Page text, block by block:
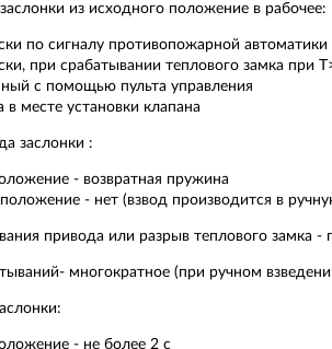
из исходного положение в рабочее:
по сигналу противопожарной автоматики
при срабатывании теплового замка при
с помощью пульта управления
в месте установки клапана
заслонки :
- возвратная пружина
- нет (взвод производится в
привода или разрыв теплового замка
многократное (при ручном
- не более 2 с